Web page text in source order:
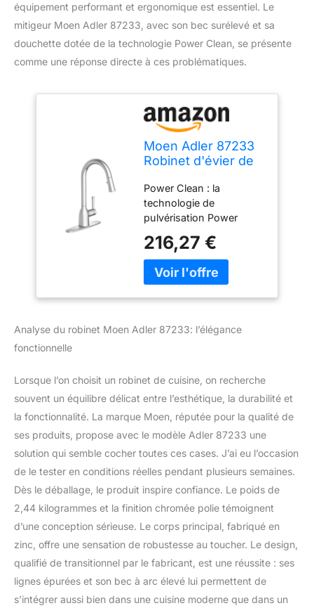
équipement performant et ergonomique est essentiel. Le
mitigeur Moen Adler 87233, avec son bec surélevé et sa
douchette dotée de la technologie Power Clean, se présente
comme une réponse directe à ces problématiques.
Moen Adler 87233
Robinet d'évier de
une poignée et à
bec haut avec
technologie Power
Clean, mitigeur de
cuisine avec
douchette
Power Clean : la
technologie de
pulvérisation Power
puissance de
pulvérisation en plus par
rapport à la plupart de
Clean. Rétractable : les
système Reflex pour un
fonctionnement fluide et
douchette. Installation
facile : le robinet de
cuisine avec douchette
rabattable se monte sur
l'évier ou le comptoir. Un
plaque de pont en option
est incluse pour les
installations à trois trous.
Modèle polyvalent : la
finition chromée est
hautement réfléchissante
pour un look miroir qui
fonctionne avec
216,27 €
Analyse du robinet Moen Adler 87233: l’élégance
fonctionnelle
Lorsque l’on choisit un robinet de cuisine, on recherche
souvent un équilibre délicat entre l’esthétique, la durabilité et
la fonctionnalité. La marque Moen, réputée pour la qualité de
ses produits, propose avec le modèle Adler 87233 une
solution qui semble cocher toutes ces cases. J’ai eu l’occasion
de le tester en conditions réelles pendant plusieurs semaines.
Dès le déballage, le produit inspire confiance. Le poids de
2,44 kilogrammes et la finition chromée polie témoignent
d’une conception sérieuse. Le corps principal, fabriqué en
zinc, offre une sensation de robustesse au toucher. Le design,
qualifié de transitionnel par le fabricant, est une réussite : ses
lignes épurées et son bec à arc élevé lui permettent de
s’intégrer aussi bien dans une cuisine moderne que dans un